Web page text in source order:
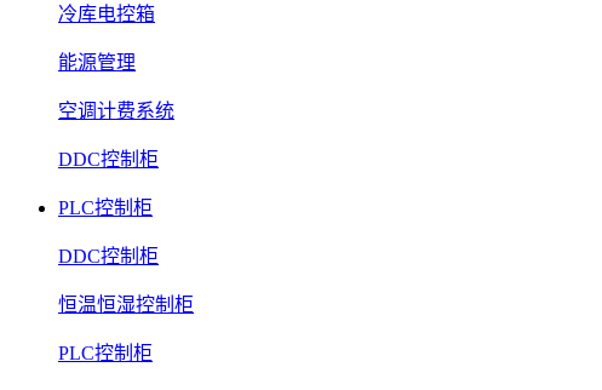
冷库电控箱
能源管理
空调计费系统
DDC控制柜
PLC控制柜
DDC控制柜
恒温恒湿控制柜
PLC控制柜